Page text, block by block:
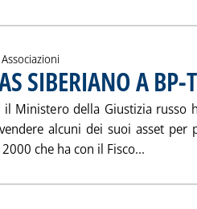
SIBERIANO A BP-
il Ministero della Giustizia russo
alcuni dei suoi asset per
che ha con il Fisco...